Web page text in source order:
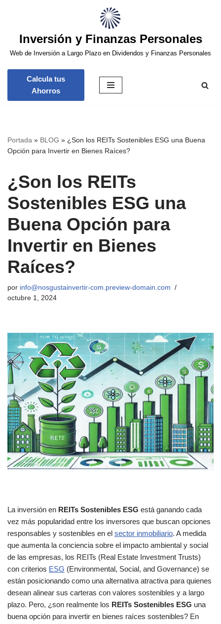
contenido
Inversión y Finanzas Personales
Web de Inversión a Largo Plazo en Dividendos y Finanzas Personales
Calcula tus
Ahorros
Portada » BLOG » ¿Son los REITs Sostenibles ESG una Buena
Opción para Invertir en Bienes Raíces?
¿Son los REITs
Sostenibles ESG una
Buena Opción para
Invertir en Bienes
Raíces?
por info@nosgustainvertir-com.preview-domain.com
octubre 1, 2024
La inversión en REITs Sostenibles ESG está ganando cada
vez más popularidad entre los inversores que buscan opciones
responsables y sostenibles en el sector inmobiliario. A medida
que aumenta la conciencia sobre el impacto ambiental y social
de las empresas, los REITs (Real Estate Investment Trusts)
con criterios ESG (Environmental, Social, and Governance) se
están posicionando como una alternativa atractiva para quienes
desean alinear sus carteras con valores sostenibles y a largo
plazo. Pero, ¿son realmente los REITs Sostenibles ESG una
buena opción para invertir en bienes raíces sostenibles? En